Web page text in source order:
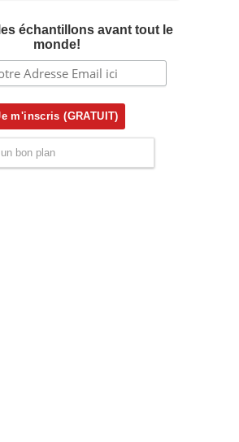
échantillons avant tout le
monde!